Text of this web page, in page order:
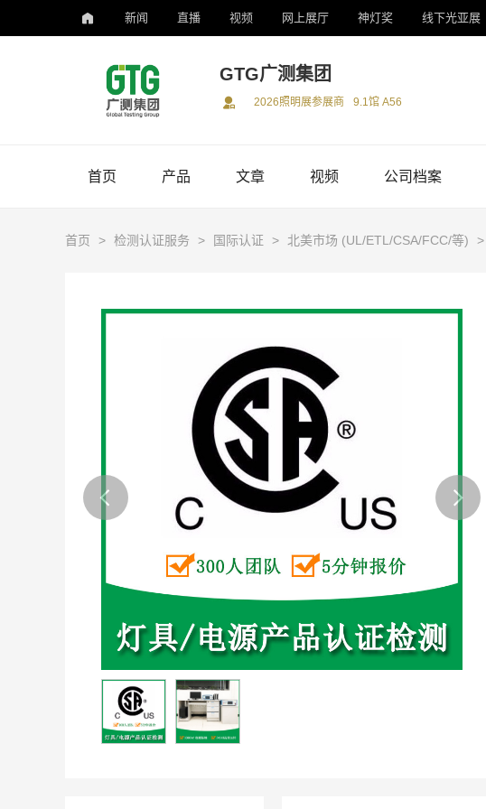
新闻 直播 视频 网上展厅 神灯奖 线下光亚展
GTG广测集团
2026照明展参展商 9.1馆 A56
首页 产品 文章 视频 公司档案
首页 > 检测认证服务 > 国际认证 > 北美市场 (UL/ETL/CSA/FCC/等) >